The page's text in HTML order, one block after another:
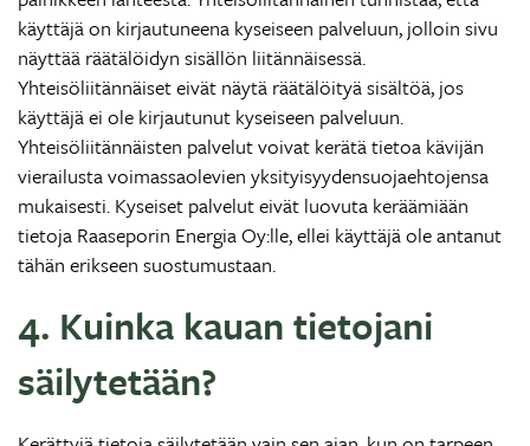
käyttäjä on kirjautuneena kyseiseen palveluun, jolloin sivu
näyttää räätälöidyn sisällön liitännäisessä.
Yhteisöliitännäiset eivät näytä räätälöityä sisältöä, jos
käyttäjä ei ole kirjautunut kyseiseen palveluun.
Yhteisöliitännäisten palvelut voivat kerätä tietoa kävijän
vierailusta voimassaolevien yksityisyydensuojaehtojensa
mukaisesti. Kyseiset palvelut eivät luovuta keräämiään
tietoja Raaseporin Energia Oy:lle, ellei käyttäjä ole antanut
tähän erikseen suostumustaan.
4. Kuinka kauan tietojani
säilytetään?